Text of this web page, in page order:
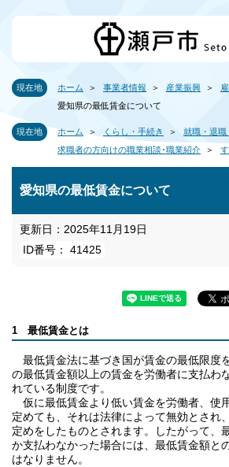
現在地 ホーム 事業者情報 産業振興
愛知県の最低賃金について
現在地 ホーム くらし・手続き
就職・退職
求職者の方向けの職業相談･職業紹介
愛知県の最低賃金について
更新日：2025年11月19日
ID番号： 41425
1 最低賃金とは
最低賃金法に基づき国が賃金の最低限度
の最低賃金額以上の賃金を労働者に支払わ
れている制度です。
仮に最低賃金より低い賃金を労働者、使
定めても、それは法律によって無効とされ
定めをしたものとされます。したがって、
か支払わなかった場合には、最低賃金額と
はなりません。